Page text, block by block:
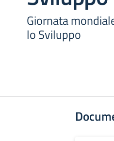
Giornata
lo Sviluppo